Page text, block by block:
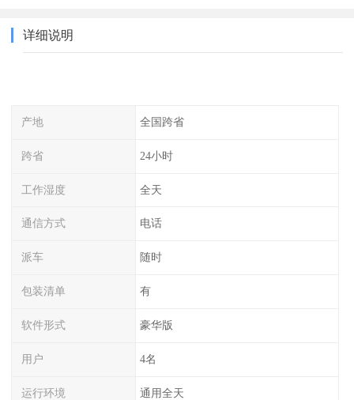
详细说明
产地 全国跨省
跨省 24小时
工作湿度 全天
通信方式 电话
派车 随时
包装清单 有
软件形式 豪华版
用户 4名
运行环境 通用全天